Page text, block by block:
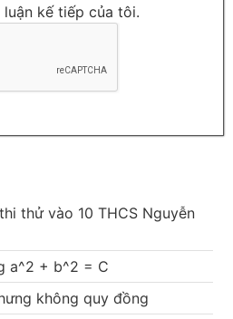
kế tiếp của tôi.
thử vào 10 THCS Nguyễn
a^2 + b^2 = C
không quy đồng